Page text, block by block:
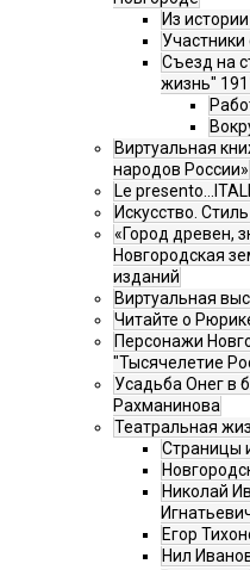
Из
Cъезд на
жизнь"
Виртуальная
народов России»
Le
Искусство.
«Город древен,
Новгородская
изданий
Виртуальная
Читайте о
Персонажи
"Тысячелетие
Усадьба Онег в
Рахманинова
Театральная
Страницы
Николай
Егор
Нил